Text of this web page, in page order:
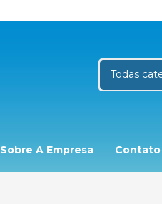
Sobre A Empresa Contato